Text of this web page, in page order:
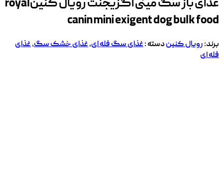
غذای باز سگ مینی اگزیجنت رویال کنینroyal
canin mini exigent dog bulk food
برند:رویال کنیندسته :غذای سگ فله ای,غذای خشک سگ,غذای
فله ای